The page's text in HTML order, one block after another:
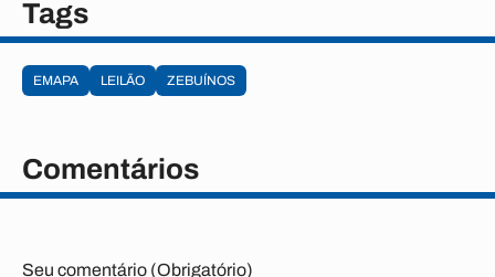
Tags
EMAPA LEILÃO ZEBUÍNOS
Comentários
Seu comentário (Obrigatório)